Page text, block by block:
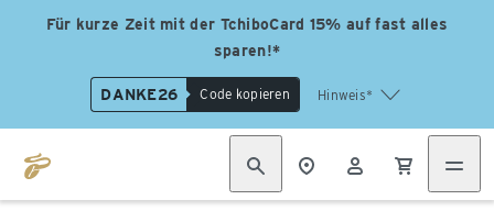
Für kurze Zeit mit der TchiboCard 15% auf fast alles
sparen!*
DANKE26 Code kopieren Hinweis*